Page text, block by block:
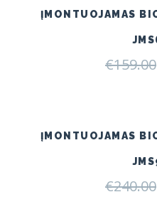
ĮMONTUOJAMAS
€159.00
ĮMONTUOJAMAS
€240.00